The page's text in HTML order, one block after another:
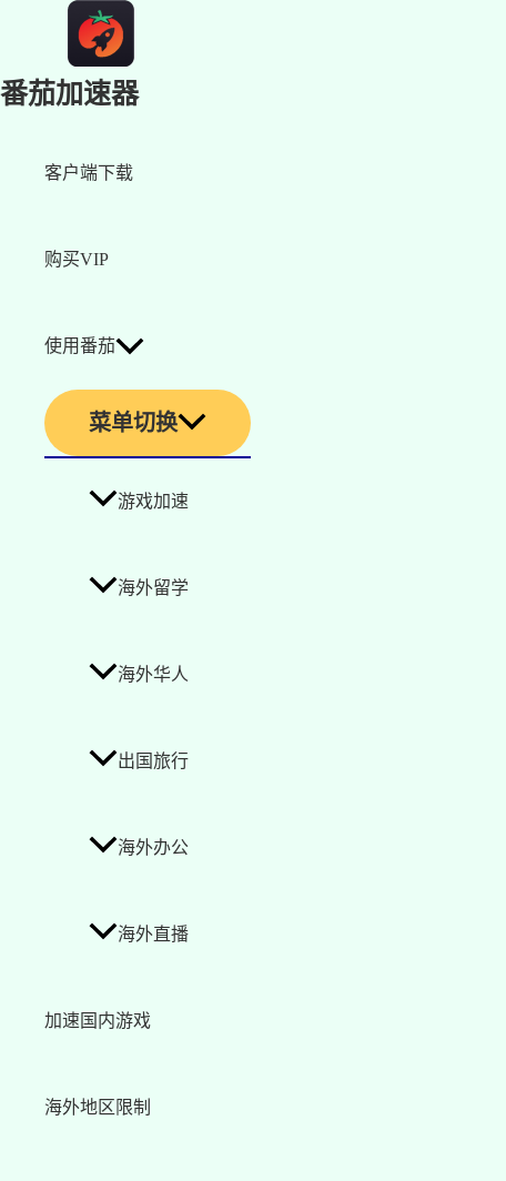
番茄加速器
客户端下载
购买VIP
使用番茄
菜单切换
游戏加速
海外留学
海外华人
出国旅行
海外办公
海外直播
加速国内游戏
海外地区限制